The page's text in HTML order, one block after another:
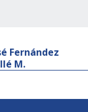
Fernández
M.